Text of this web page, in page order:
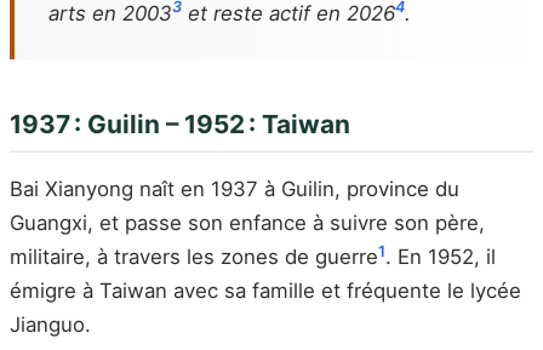
arts en 20033 et reste actif en 20264.
1937 : Guilin – 1952 : Taiwan
Bai Xianyong naît en 1937 à Guilin, province du
Guangxi, et passe son enfance à suivre son père,
militaire, à travers les zones de guerre1. En 1952, il
émigre à Taiwan avec sa famille et fréquente le lycée
Jianguo.